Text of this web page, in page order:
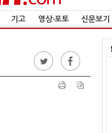
기고 영상∙포토 신문보기